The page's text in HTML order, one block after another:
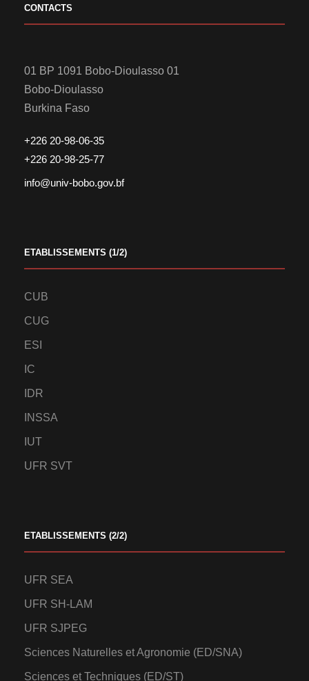
CONTACTS
01 BP 1091 Bobo-Dioulasso 01
Bobo-Dioulasso
Burkina Faso
+226 20-98-06-35
+226 20-98-25-77
info@univ-bobo.gov.bf
ETABLISSEMENTS (1/2)
CUB
CUG
ESI
IC
IDR
INSSA
IUT
UFR SVT
ETABLISSEMENTS (2/2)
UFR SEA
UFR SH-LAM
UFR SJPEG
Sciences Naturelles et Agronomie (ED/SNA)
Sciences et Techniques (ED/ST)